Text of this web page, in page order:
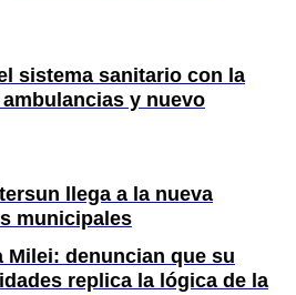
sistema sanitario con la
y nuevo
llega a la nueva
municipales
Milei: denuncian que su
replica la lógica de la